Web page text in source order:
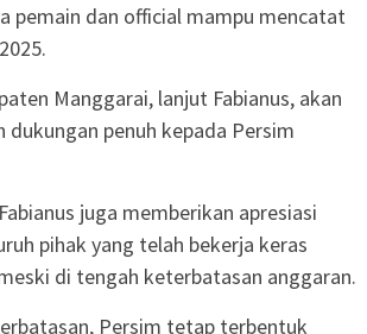
pemain dan official mampu mencatat
Manggarai, lanjut Fabianus, akan
penuh kepada Persim
juga memberikan apresiasi
pihak yang telah bekerja keras
di tengah keterbatasan anggaran.
Persim tetap terbentuk